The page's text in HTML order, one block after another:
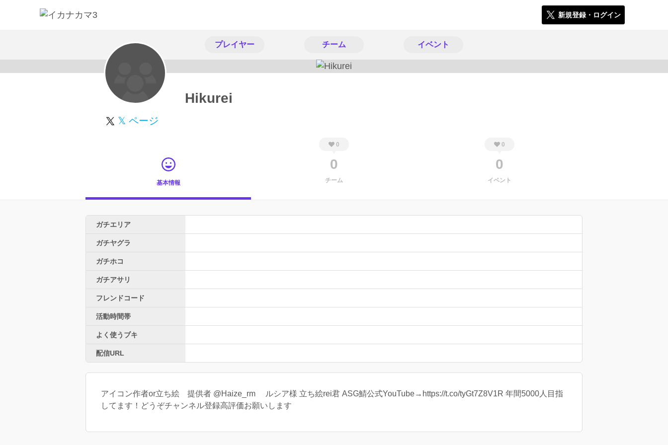
新規登録・ログイン
プレイヤー チーム イベント
スカウト受付中 Hikurei
𝕏 ページ
基本情報
0
0
チーム
0
0
イベント
ガチエリア
ガチヤグラ
ガチホコ
ガチアサリ
フレンドコード
活動時間帯
よく使うブキ
配信URL
アイコン作者or立ち絵 提供者 @Haize_rm ルシア様 立ち絵rei君 ASG鯖公式YouTube→https://t.co/tyGt7Z8V1R 年間5000人目指
してます！どうぞチャンネル登録高評価お願いします